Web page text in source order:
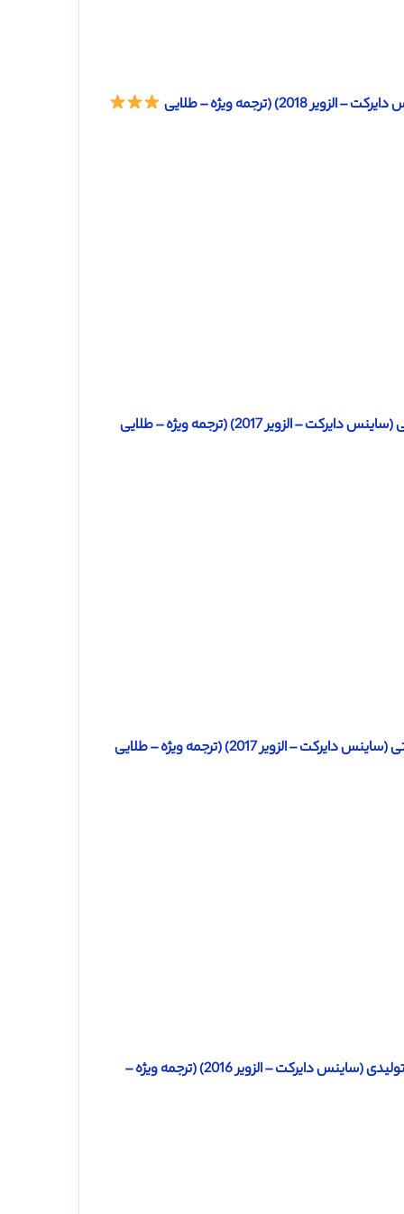
(ترجمه ویژه – طلایی
2017) (ترجمه ویژه – طلایی
2017) (ترجمه ویژه – طلایی
دانلود ترجمه مقاله بررسی مدیریت راهبردی ابتکارات خلاقانه در صنعت تولیدی (ساینس دایرکت – الزویر 2016) (ترجمه ویژه –